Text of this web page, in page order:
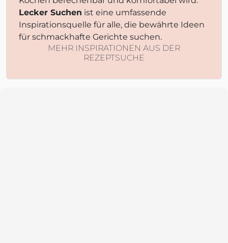
Lecker Suchen ist eine umfassende
Inspirationsquelle für alle, die bewährte Ideen
für schmackhafte Gerichte suchen.
MEHR INSPIRATIONEN AUS DER
REZEPTSUCHE